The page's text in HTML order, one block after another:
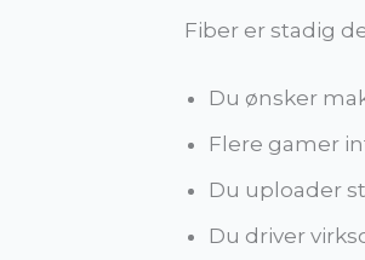
Fiber er stadig
Du ønsker
Flere gamer
Du uploader
Du driver